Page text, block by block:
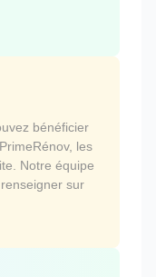
bénéficier
les
Notre équipe
sur